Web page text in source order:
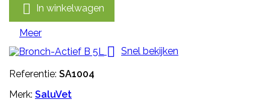
 In winkelwagen
Meer
 Snel bekijken
Referentie: SA1004
Merk: SaluVet